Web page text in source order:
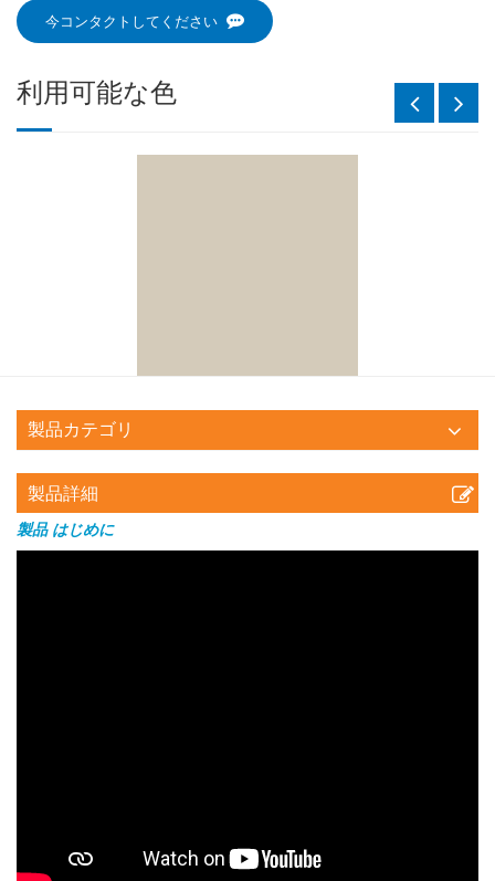
今コンタクトしてください
利用可能な色
製品カテゴリ
製品詳細
製品 はじめに